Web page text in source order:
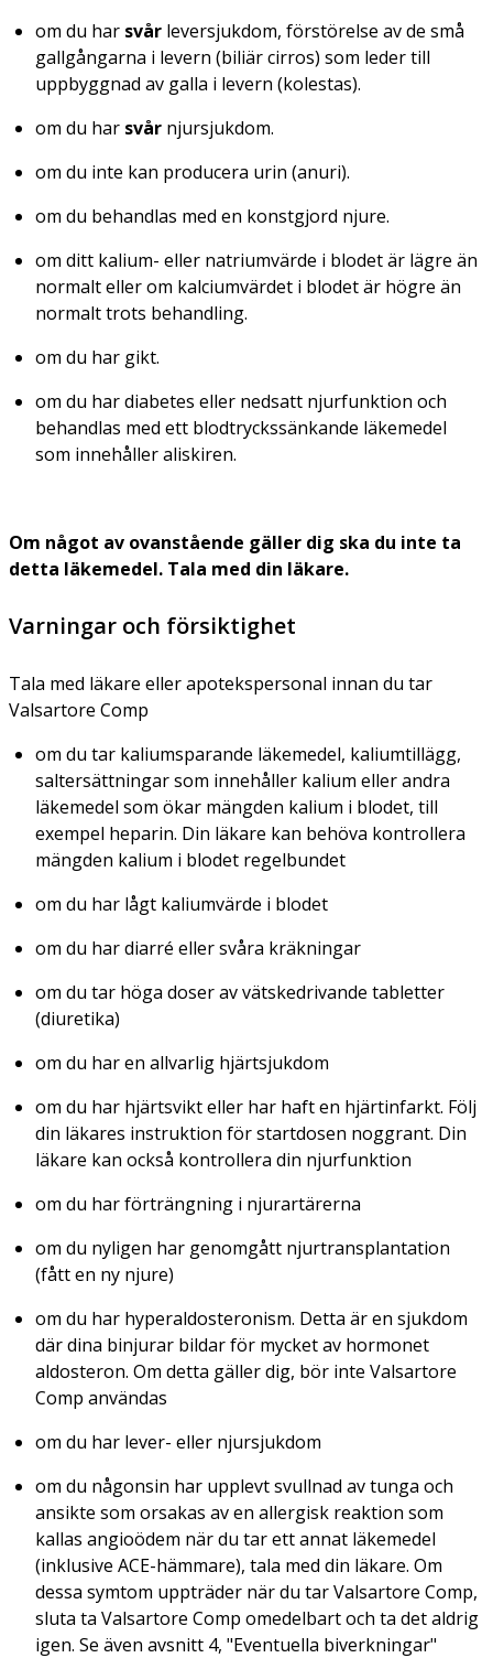
om du har svår leversjukdom, förstörelse av de små
gallgångarna i levern (biliär cirros) som leder till
uppbyggnad av galla i levern (kolestas).
om du har svår njursjukdom.
om du inte kan producera urin (anuri).
om du behandlas med en konstgjord njure.
om ditt kalium- eller natriumvärde i blodet är lägre än
normalt eller om kalciumvärdet i blodet är högre än
normalt trots behandling.
om du har gikt.
om du har diabetes eller nedsatt njurfunktion och
behandlas med ett blodtryckssänkande läkemedel
som innehåller aliskiren.
Om något av ovanstående gäller dig ska du inte ta
detta läkemedel. Tala med din läkare.
Varningar och försiktighet
Tala med läkare eller apotekspersonal innan du tar
Valsartore Comp
om du tar kaliumsparande läkemedel, kaliumtillägg,
saltersättningar som innehåller kalium eller andra
läkemedel som ökar mängden kalium i blodet, till
exempel heparin. Din läkare kan behöva kontrollera
mängden kalium i blodet regelbundet
om du har lågt kaliumvärde i blodet
om du har diarré eller svåra kräkningar
om du tar höga doser av vätskedrivande tabletter
(diuretika)
om du har en allvarlig hjärtsjukdom
om du har hjärtsvikt eller har haft en hjärtinfarkt. Följ
din läkares instruktion för startdosen noggrant. Din
läkare kan också kontrollera din njurfunktion
om du har förträngning i njurartärerna
om du nyligen har genomgått njurtransplantation
(fått en ny njure)
om du har hyperaldosteronism. Detta är en sjukdom
där dina binjurar bildar för mycket av hormonet
aldosteron. Om detta gäller dig, bör inte Valsartore
Comp användas
om du har lever- eller njursjukdom
om du någonsin har upplevt svullnad av tunga och
ansikte som orsakas av en allergisk reaktion som
kallas angioödem när du tar ett annat läkemedel
(inklusive ACE-hämmare), tala med din läkare. Om
dessa symtom uppträder när du tar Valsartore Comp,
sluta ta Valsartore Comp omedelbart och ta det aldrig
igen. Se även avsnitt 4, "Eventuella biverkningar"